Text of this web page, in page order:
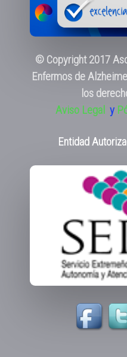
© Copyright 2017
Enfermos de
los
Aviso Legal y
Entidad